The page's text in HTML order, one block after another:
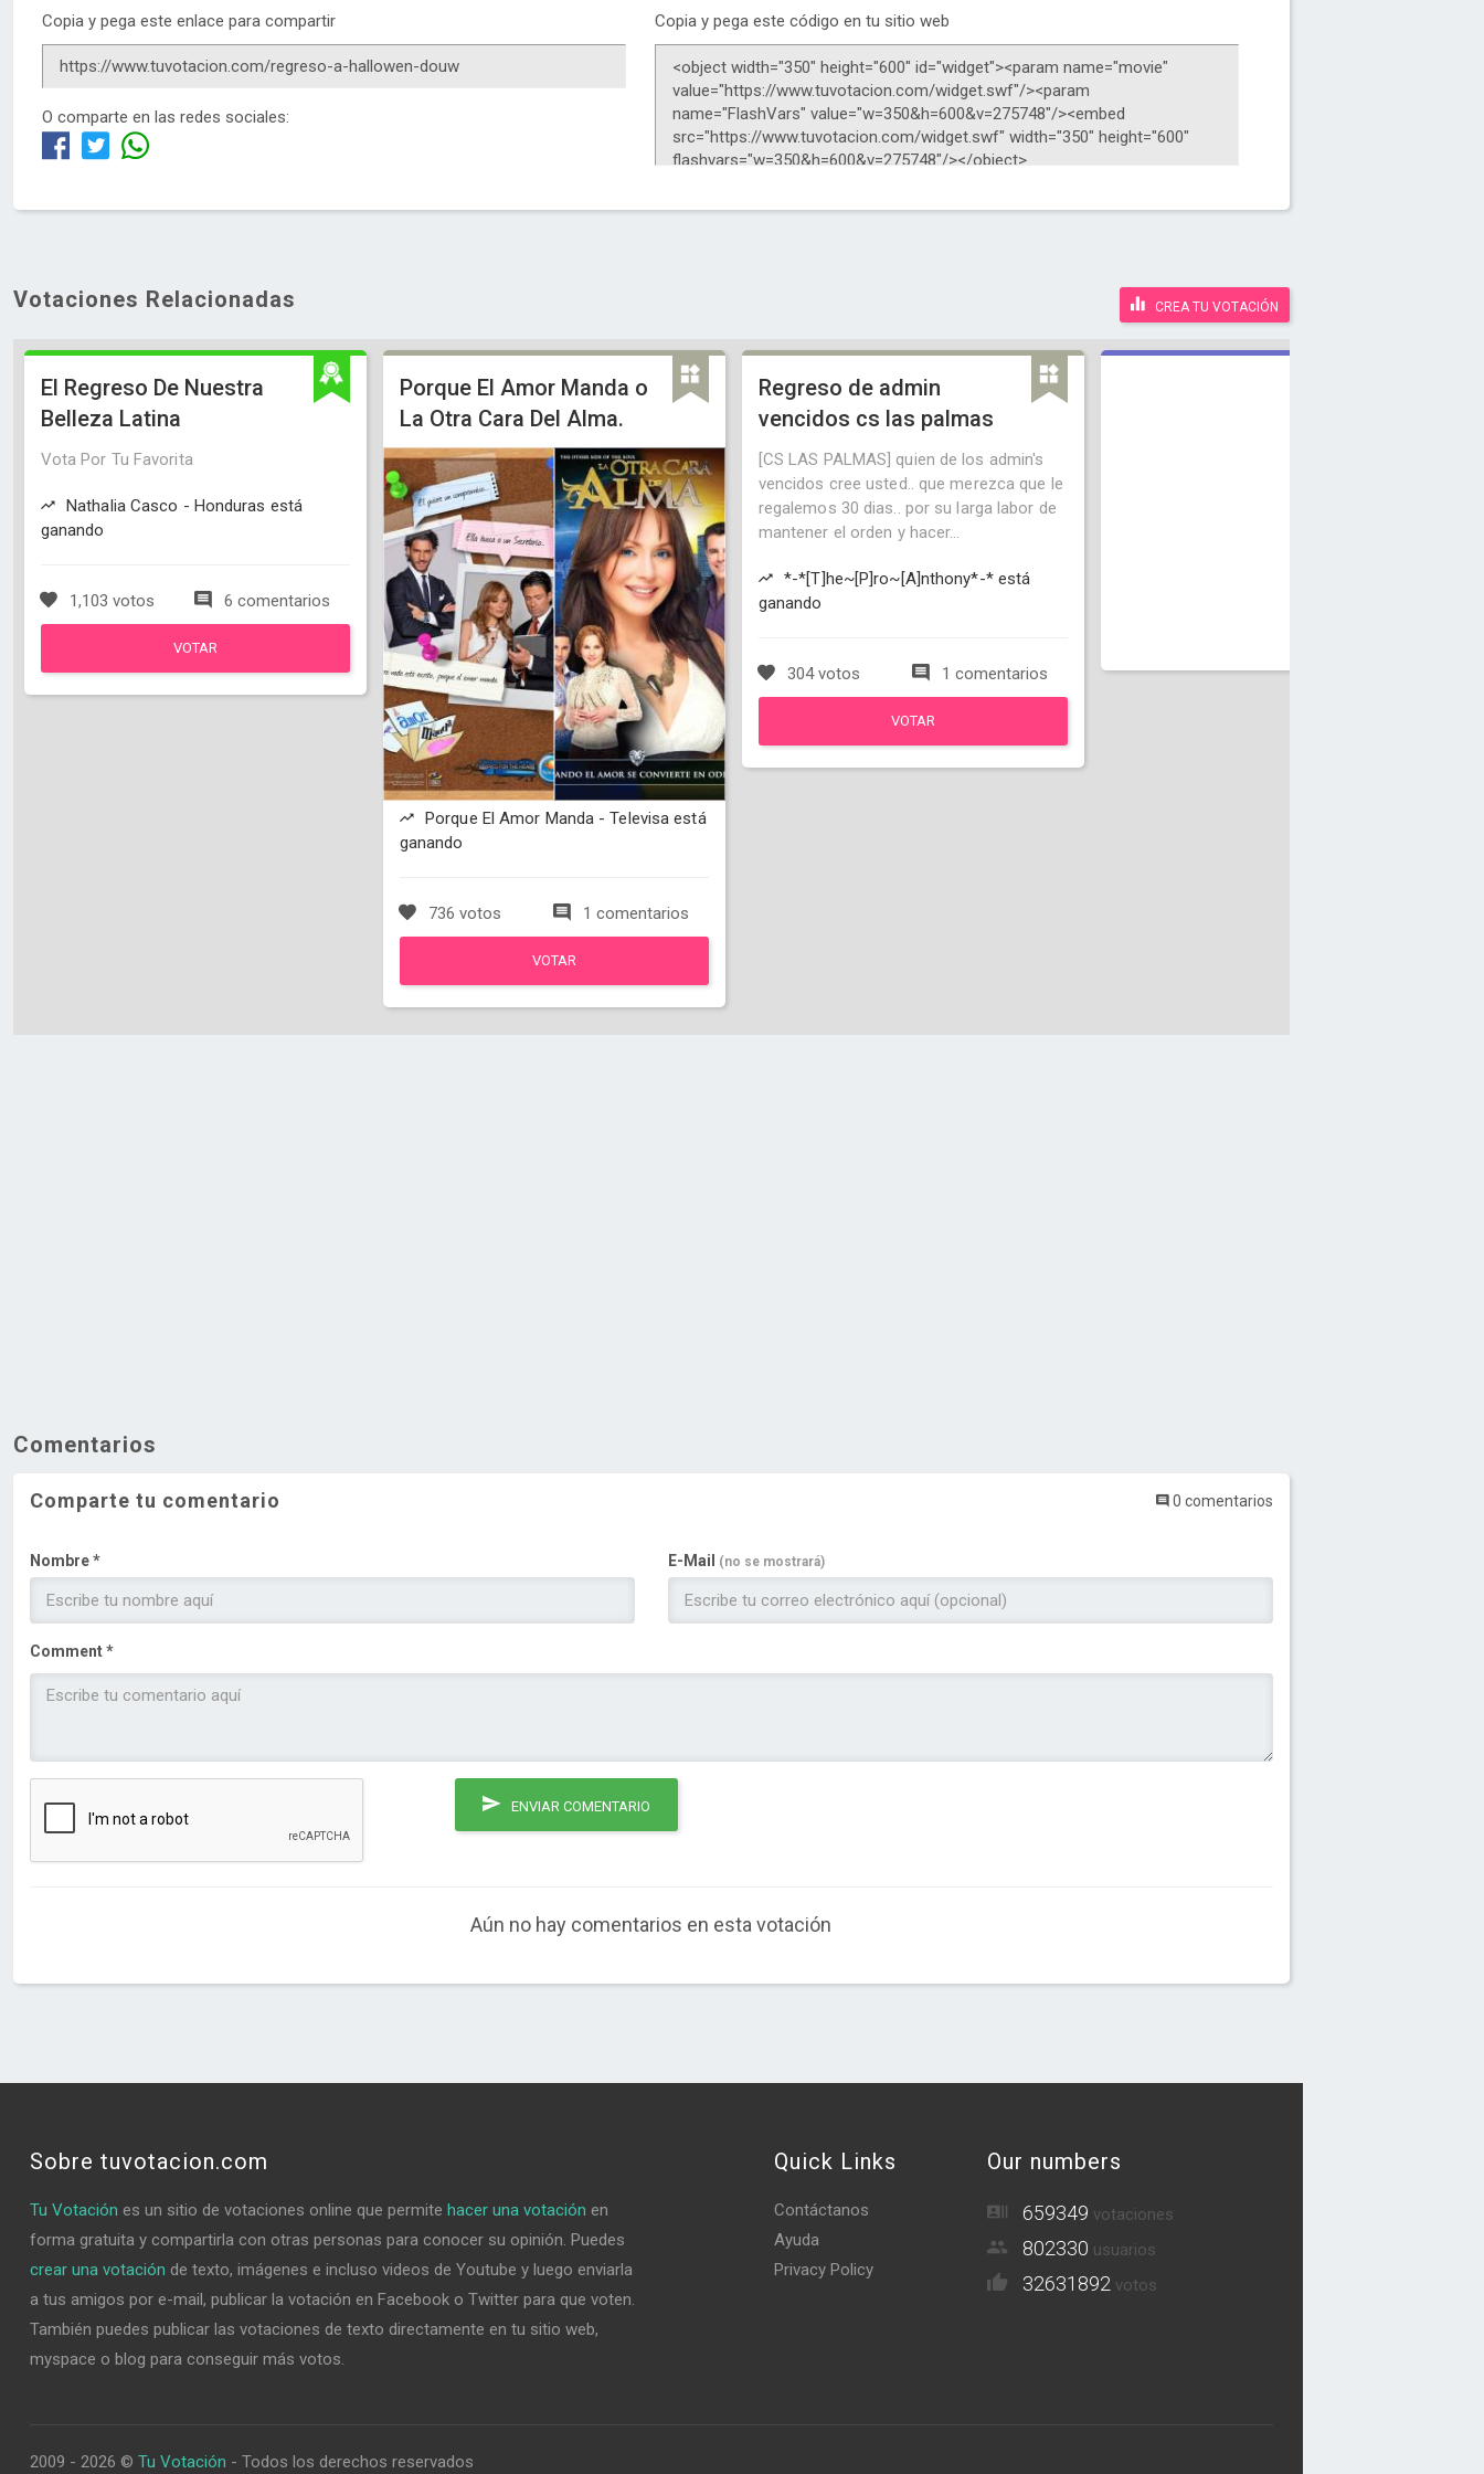
Copia y pega este enlace para compartir
O comparte en las redes sociales:
Copia y pega este código en tu sitio web
Votaciones Relacionadas CREA TU VOTACIÓN
El Regreso De Nuestra
Belleza Latina
Vota Por Tu Favorita
Nathalia Casco - Honduras está
ganando
1,103 votos 6 comentarios
VOTAR
Porque El Amor Manda o
La Otra Cara Del Alma.
Porque El Amor Manda - Televisa está
ganando
736 votos 1 comentarios
VOTAR
Regreso de admin
vencidos cs las palmas
[CS LAS PALMAS] quien de los admin's
vencidos cree usted.. que merezca que le
regalemos 30 dias.. por su larga labor de
mantener el orden y hacer...
*-*[T]he~[P]ro~[A]nthony*-* está
ganando
304 votos 1 comentarios
VOTAR
Comentarios
Comparte tu comentario 0 comentarios
Nombre * E-Mail (no se mostrará)
Comment *
ENVIAR COMENTARIO
Aún no hay comentarios en esta votación
Sobre tuvotacion.com
Tu Votación es un sitio de votaciones online que permite hacer una votación en
forma gratuita y compartirla con otras personas para conocer su opinión. Puedes
crear una votación de texto, imágenes e incluso videos de Youtube y luego enviarla
a tus amigos por e-mail, publicar la votación en Facebook o Twitter para que voten.
También puedes publicar las votaciones de texto directamente en tu sitio web,
myspace o blog para conseguir más votos.
Quick Links
Contáctanos
Ayuda
Privacy Policy
Our numbers
659349 votaciones
802330 usuarios
32631892 votos
2009 - 2026 © Tu Votación - Todos los derechos reservados